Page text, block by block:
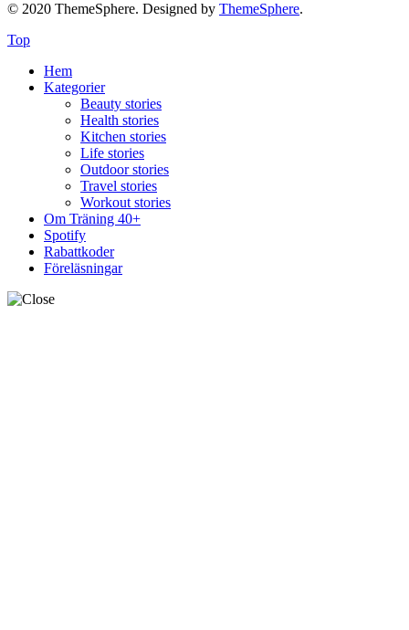
© 2020 ThemeSphere. Designed by ThemeSphere.
Top
Hem
Kategorier
Beauty stories
Health stories
Kitchen stories
Life stories
Outdoor stories
Travel stories
Workout stories
Om Träning 40+
Spotify
Rabattkoder
Föreläsningar